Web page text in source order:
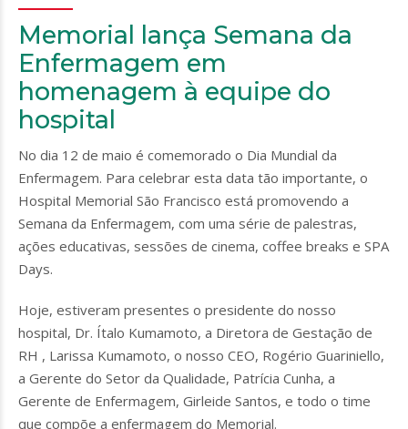
Memorial lança Semana da
Enfermagem em
homenagem à equipe do
hospital
No dia 12 de maio é comemorado o Dia Mundial da
Enfermagem. Para celebrar esta data tão importante, o
Hospital Memorial São Francisco está promovendo a
Semana da Enfermagem, com uma série de palestras,
ações educativas, sessões de cinema, coffee breaks e SPA
Days.
Hoje, estiveram presentes o presidente do nosso
hospital, Dr. Ítalo Kumamoto, a Diretora de Gestação de
RH , Larissa Kumamoto, o nosso CEO, Rogério Guariniello,
a Gerente do Setor da Qualidade, Patrícia Cunha, a
Gerente de Enfermagem, Girleide Santos, e todo o time
que compõe a enfermagem do Memorial.